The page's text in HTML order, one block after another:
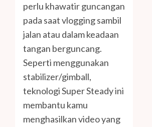
perlu khawatir guncangan
pada saat vlogging sambil
jalan atau dalam keadaan
tangan berguncang.
Seperti menggunakan
stabilizer/gimball,
teknologi Super Steady ini
membantu kamu
menghasilkan video yang